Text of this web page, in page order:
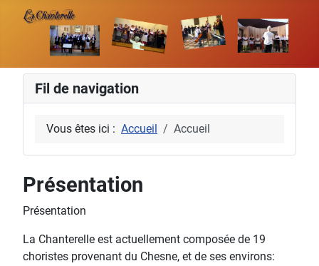
Fil de navigation
Vous êtes ici : Accueil Accueil
Présentation
Présentation
La Chanterelle est actuellement composée de 19
choristes provenant du Chesne, et de ses environs: